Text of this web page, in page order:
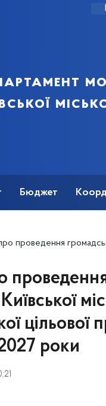
Бюджет
Київської міської ради "Про затвердження комплексної міської цільової програми "Молодь та спорт столиці" на
роки